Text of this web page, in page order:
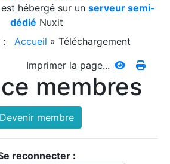
Blog
2026 - Cascades et rivières de
la Martinique
officiel - La Poste - Les timbres
- Thématique|3D - La philatélie
Al Qiwain - 1972-9-3
Al Qiwain - 1972-9-2
hébergé sur un serveur semi-
dédié Nuxit
:
Accueil » Téléchargement
Imprimer la page...
membres
Devenir membre
reconnecter :